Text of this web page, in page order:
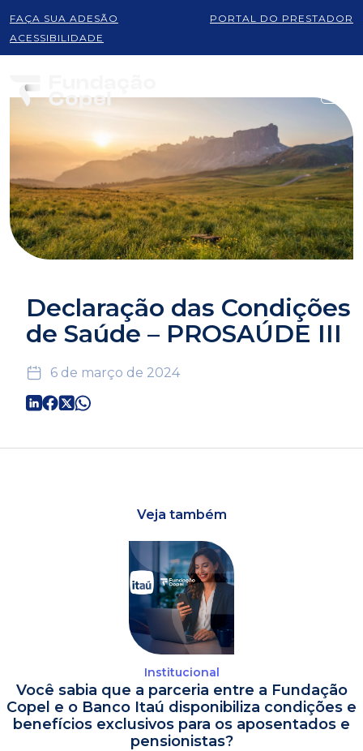
FAÇA SUA ADESÃO
PORTAL DO PRESTADOR
ACESSIBILIDADE
Declaração das Condições
de Saúde – PROSAÚDE III
6 de março de 2024
Veja também
Institucional
Você sabia que a parceria entre a Fundação
Copel e o Banco Itaú disponibiliza condições e
benefícios exclusivos para os aposentados e
pensionistas?